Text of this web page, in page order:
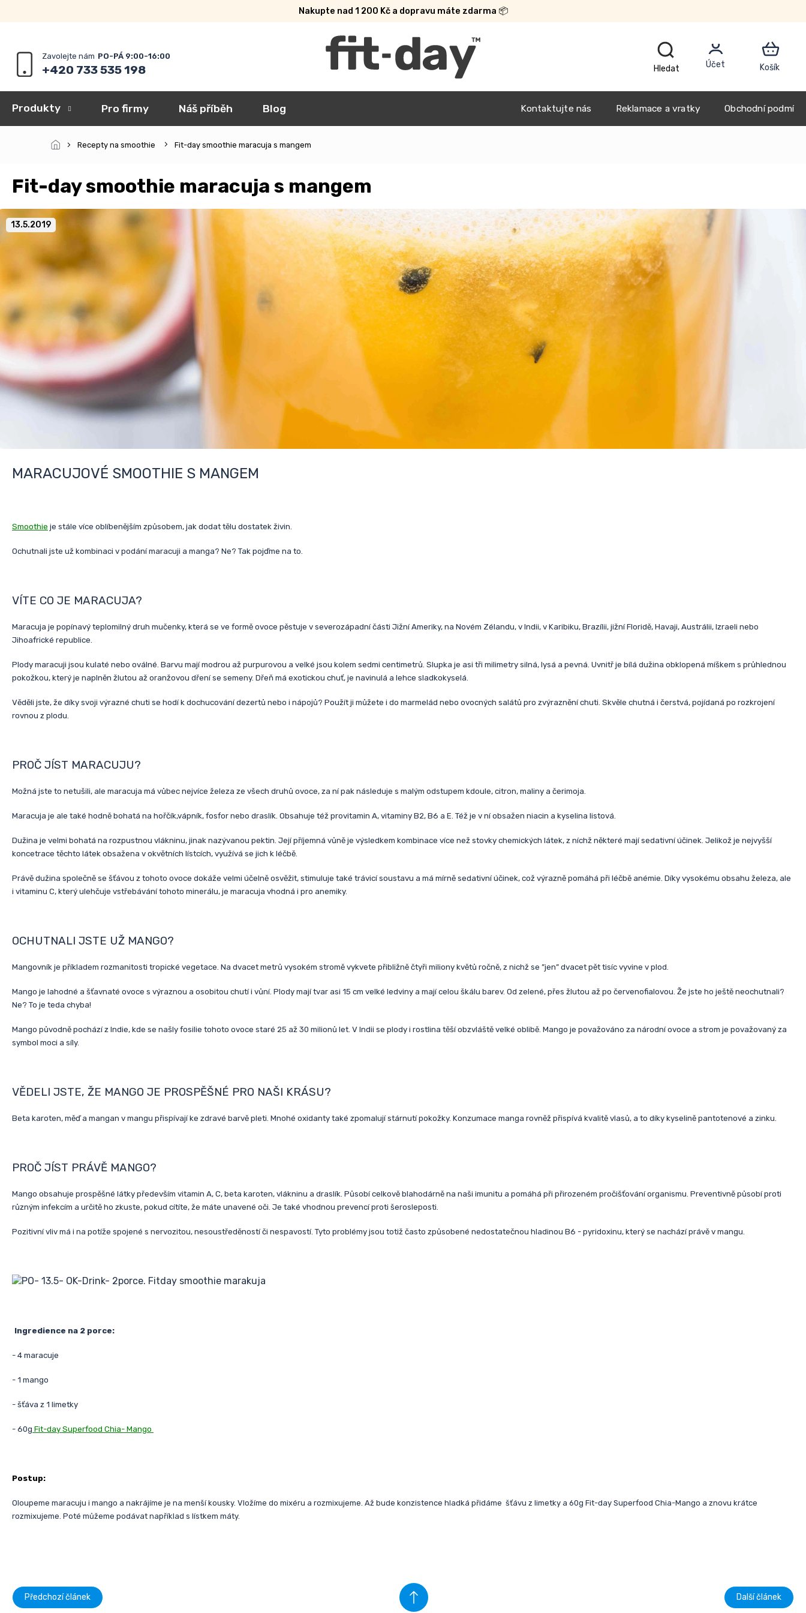
Nakupte nad 1 200 Kč a dopravu máte zdarma 📦
+420 733 535 198
Kontaktujte nás Reklamace a vratky Obchodní
Produkty Pro firmy Náš příběh Blog
Recepty na smoothie Fit-day smoothie maracuja s mangem
Fit-day smoothie maracuja s mangem
13.5.2019
MARACUJOVÉ SMOOTHIE S MANGEM
Smoothie je stále více oblíbenějším způsobem, jak dodat tělu dostatek živin.
Ochutnali jste už kombinaci v podání maracuji a manga? Ne? Tak pojďme na to.
VÍTE CO JE MARACUJA?
Maracuja je popínavý teplomilný druh mučenky, která se ve formě ovoce pěstuje v severozápadní části Jižní Ameriky, na Novém Zélandu, v Indii, v Karibiku, Brazílii, jižní Floridě, Havaji, Austrálii, Izraeli nebo
Jihoafrické republice.
Plody maracuji jsou kulaté nebo oválné. Barvu mají modrou až purpurovou a velké jsou kolem sedmi centimetrů. Slupka je asi tři milimetry silná, lysá a pevná. Uvnitř je bílá dužina obklopená míškem s průhlednou
pokožkou, který je naplněn žlutou až oranžovou dření se semeny. Dřeň má exotickou chuť, je navinulá a lehce sladkokyselá.
Věděli jste, že díky svoji výrazné chuti se hodí k dochucování dezertů nebo i nápojů? Použít ji můžete i do marmelád nebo ovocných salátů pro zvýraznění chuti. Skvěle chutná i čerstvá, pojídaná po rozkrojení
rovnou z plodu.
PROČ JÍST MARACUJU?
Možná jste to netušili, ale maracuja má vůbec nejvíce železa ze všech druhů ovoce, za ní pak následuje s malým odstupem kdoule, citron, maliny a čerimoja.
Maracuja je ale také hodně bohatá na hořčík,vápník, fosfor nebo draslík. Obsahuje též provitamin A, vitaminy B2, B6 a E. Též je v ní obsažen niacin a kyselina listová.
Dužina je velmi bohatá na rozpustnou vlákninu, jinak nazývanou pektin. Její příjemná vůně je výsledkem kombinace více než stovky chemických látek, z níchž některé mají sedativní účinek. Jelikož je nejvyšší
koncetrace těchto látek obsažena v okvětních lístcích, využívá se jich k léčbě.
Právě dužina společně se šťávou z tohoto ovoce dokáže velmi účelně osvěžit, stimuluje také trávicí soustavu a má mírně sedativní účinek, což výrazně pomáhá při léčbě anémie. Díky vysokému obsahu železa, ale
i vitaminu C, který ulehčuje vstřebávání tohoto minerálu, je maracuja vhodná i pro anemiky.
OCHUTNALI JSTE UŽ MANGO?
Mangovník je příkladem rozmanitosti tropické vegetace. Na dvacet metrů vysokém stromě vykvete přibližně čtyři miliony květů ročně, z nichž se ”jen” dvacet pět tisíc vyvine v plod.
Mango je lahodné a šťavnaté ovoce s výraznou a osobitou chutí i vůní. Plody mají tvar asi 15 cm velké ledviny a mají celou škálu barev. Od zelené, přes žlutou až po červenofialovou. Že jste ho ještě neochutnali?
Ne? To je teda chyba!
Mango původně pochází z Indie, kde se našly fosilie tohoto ovoce staré 25 až 30 milionů let. V Indii se plody i rostlina těší obzvláště velké oblibě. Mango je považováno za národní ovoce a strom je považovaný za
symbol moci a síly.
VĚDELI JSTE, ŽE MANGO JE PROSPĚŠNÉ PRO NAŠI KRÁSU?
Beta karoten, měď a mangan v mangu přispívají ke zdravé barvě pleti. Mnohé oxidanty také zpomalují stárnutí pokožky. Konzumace manga rovněž přispívá kvalitě vlasů, a to díky kyselině pantotenové a zinku.
PROČ JÍST PRÁVĚ MANGO?
Mango obsahuje prospěšné látky především vitamin A, C, beta karoten, vlákninu a draslík. Působí celkově blahodárně na naši imunitu a pomáhá při přirozeném pročišťování organismu. Preventivně působí proti
různým infekcím a určitě ho zkuste, pokud cítíte, že máte unavené oči. Je také vhodnou prevencí proti šerosleposti.
Pozitivní vliv má i na potíže spojené s nervozitou, nesoustředěností či nespavostí. Tyto problémy jsou totiž často způsobené nedostatečnou hladinou B6 - pyridoxinu, který se nachází právě v mangu.
Ingredience na 2 porce:
- 4 maracuje
- 1 mango
- šťáva z 1 limetky
- 60g Fit-day Superfood Chia- Mango
Postup:
Oloupeme maracuju i mango a nakrájíme je na menší kousky. Vložíme do mixéru a rozmixujeme. Až bude konzistence hladká přidáme šťávu z limetky a 60g Fit-day Superfood Chia-Mango a znovu krátce
rozmixujeme. Poté můžeme podávat například s lístkem máty.
Předchozí článek Další článek